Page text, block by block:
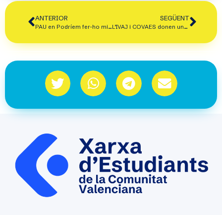
ANTERIOR
PAU en Podríem fer-ho millor
SEGÜENT
L’IVAJ i COVAES donen una espenta a Xarxa Aitana